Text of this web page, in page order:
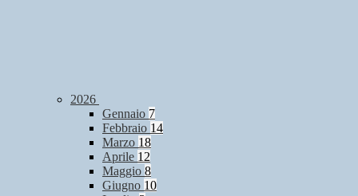
2026
Gennaio 7
Febbraio 14
Marzo 18
Aprile 12
Maggio 8
Giugno 10